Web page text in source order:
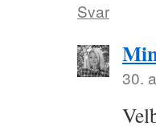
Svar
30.